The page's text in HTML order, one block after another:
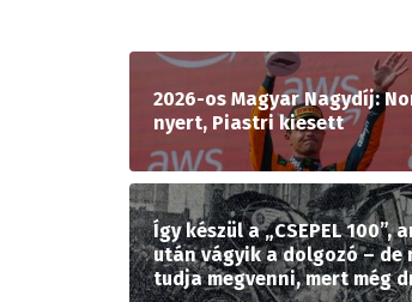
2026-os Magyar Nagydíj:
nyert, Piastri kiesett
Így készül a „CSEPEL 100”,
után vágyik a dolgozó – de
tudja megvenni, mert még